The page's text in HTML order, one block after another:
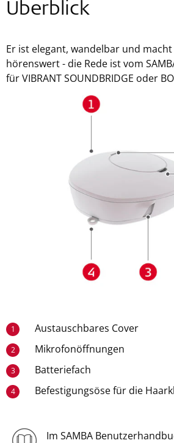
Überblick
Er ist elegant, wandelbar und
hörenswert - die Rede ist vom
für VIBRANT SOUNDBRIDGE oder
1 Austauschbares Cover
2 Mikrofonöffnungen
3 Batteriefach
4 Befestigungsöse für die
Im SAMBA